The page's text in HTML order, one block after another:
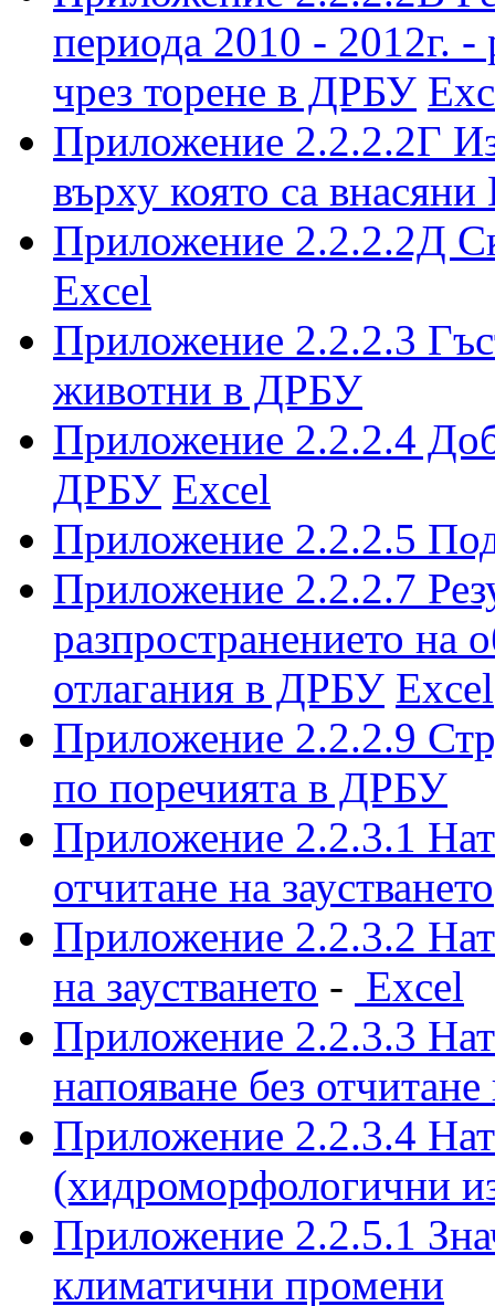
периода 2010 - 2012г. -
чрез торене в ДРБУ
Приложение 2.2.2.2Г
върху която са
Приложение 2.2.2.2Д
Excel
Приложение 2.2.2.3
животни в ДРБУ
Приложение 2.2.2.4
ДРБУ Excel
Приложение 2.2.2.5
Приложение 2.2.2.7
разпространението на
отлагания в ДРБУ Excel
Приложение 2.2.2.9
по поречията в ДРБУ
Приложение 2.2.3.1
отчитане на заустването
Приложение 2.2.3.2
на заустването - Excel
Приложение 2.2.3.3
напояване без отчитане
Приложение 2.2.3.4
(хидроморфологични
Приложение 2.2.5.1
климатични промени